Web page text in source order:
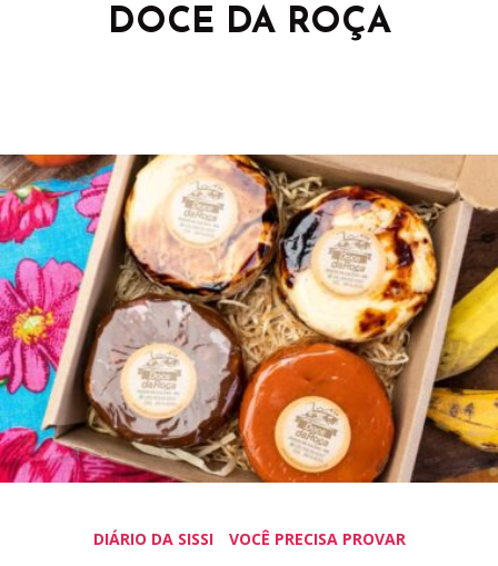
DOCE DA ROÇA
DIÁRIO DA SISSI VOCÊ PRECISA PROVAR